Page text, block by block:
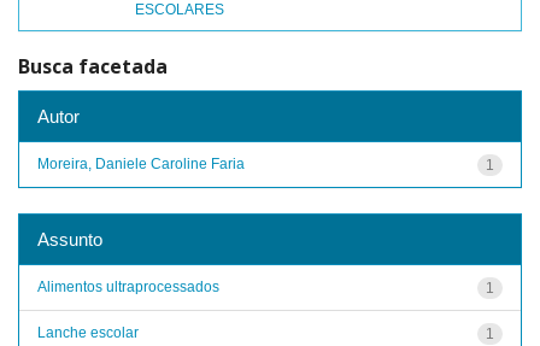
ESCOLARES
Busca facetada
Autor
1
Moreira, Daniele Caroline Faria
Assunto
1
Alimentos ultraprocessados
1
Lanche escolar